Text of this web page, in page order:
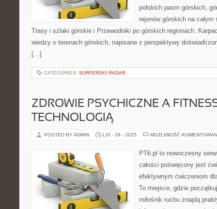
polskich pasm górskich,
rejonów górskich na
Trasy i szlaki górskie i Przewodniki po górskich regionach.
wiedzy o terenach górskich, napisane z perspektywy
[…]
CATEGORIES: SURFERSKI RADAR
ZDROWIE PSYCHICZNE A
TECHNOLOGIĄ
POSTED BY ADMIN LIS - 29 - 2025 MOŻLIWOŚĆ
PT6.pl to nowoczesny
całości poświęcony jest
efektywnym ćwiczeniom
To miejsce, gdzie
miłośnik ruchu znajdą